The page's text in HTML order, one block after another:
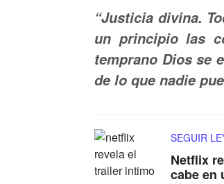
“Justicia divina.
un principio las
temprano Dios se
de lo que nadie
SEGUIR
Netflix
cabe en